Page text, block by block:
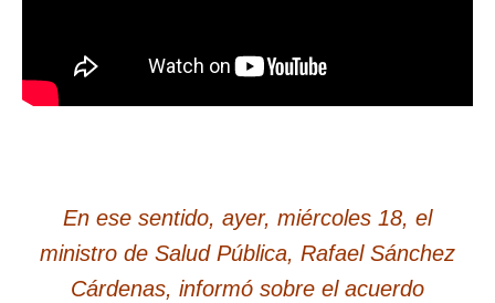
En ese sentido, ayer, miércoles 18, el
ministro de Salud Pública, Rafael Sánchez
Cárdenas, informó sobre el acuerdo